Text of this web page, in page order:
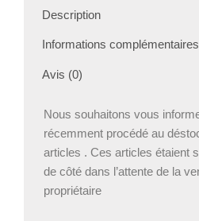
Description
Informations complémentaires
Avis (0)
Nous souhaitons vous
récemment procédé au
articles . Ces articles étaient
de côté dans l’attente de la
propriétaire